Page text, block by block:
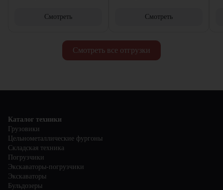
Смотреть все отгрузки
Смотреть Смотреть
Каталог техники
Грузовики
Цельнометаллические фургоны
Складская техника
Погрузчики
Экскаваторы-погрузчики
Экскаваторы
Бульдозеры